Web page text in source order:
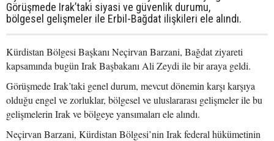
Görüşmede Irak’taki siyasi ve güvenlik durumu,
bölgesel gelişmeler ile Erbil-Bağdat ilişkileri ele alındı.
Kürdistan Bölgesi Başkanı Neçirvan Barzani, Bağdat ziyareti
kapsamında bugün Irak Başbakanı Ali Zeydi ile bir araya geldi.
Görüşmede Irak’taki genel durum, mevcut dönemin karşı karşıya
olduğu engel ve zorluklar, bölgesel ve uluslararası gelişmeler ile bu
gelişmelerin Irak ve bölgeye yansımaları ele alındı.
Neçirvan Barzani, Kürdistan Bölgesi’nin Irak federal hükümetinin